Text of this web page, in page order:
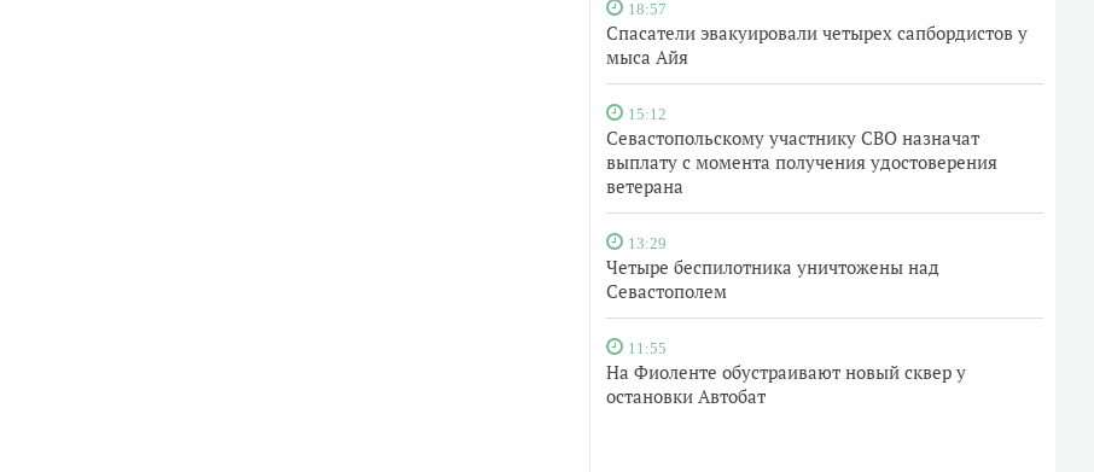
18:57
Спасатели эвакуировали четырех сапбордистов у
мыса Айя
15:12
Севастопольскому участнику СВО назначат
выплату с момента получения удостоверения
ветерана
13:29
Четыре беспилотника уничтожены над
Севастополем
11:55
На Фиоленте обустраивают новый сквер у
остановки Автобат